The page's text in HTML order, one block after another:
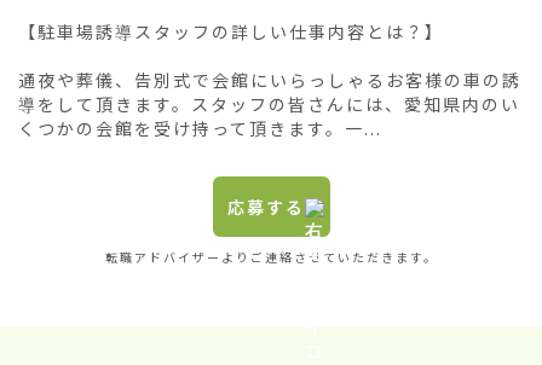
【駐車場誘導スタッフの詳しい仕事内容とは？】
通夜や葬儀、告別式で会館にいらっしゃるお客様の車の誘
導をして頂きます。スタッフの皆さんには、愛知県内のい
くつかの会館を受け持って頂きます。一...
応募する
転職アドバイザーよりご連絡させていただきます。